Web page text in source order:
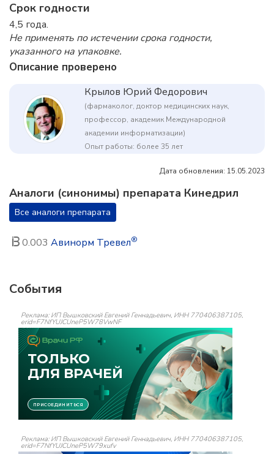
Срок годности
4,5 года.
Не применять по истечении срока годности,
указанного на упаковке.
Описание проверено
Крылов Юрий Федорович
(фармаколог, доктор медицинских наук,
профессор, академик Международной
академии информатизации)
Опыт работы: более 35 лет
Дата обновления: 15.05.2023
Аналоги (синонимы) препарата Кинедрил
Все аналоги препарата
0.003 Авинорм Тревел®
События
Реклама: ИП Вышковский Евгений Геннадьевич, ИНН 770406387105,
erid=F7NfYUJCUneP5W78VwNF
Реклама: ИП Вышковский Евгений Геннадьевич, ИНН 770406387105,
erid=F7NfYUJCUneP5W79xufv